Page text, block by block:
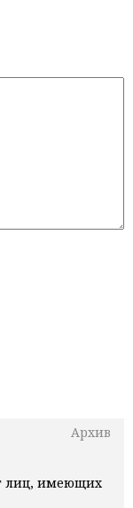
Архив
лиц, имеющих